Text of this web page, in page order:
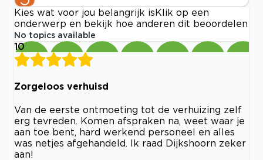
Kies wat voor jou belangrijk is Klik op een
onderwerp en bekijk hoe anderen dit beoordelen
No topics available
10
Zorgeloos verhuisd
Van de eerste ontmoeting tot de verhuizing zelf
erg tevreden. Komen afspraken na, weet waar je
aan toe bent, hard werkend personeel en alles
was netjes afgehandeld. Ik raad Dijkshoorn zeker
aan!